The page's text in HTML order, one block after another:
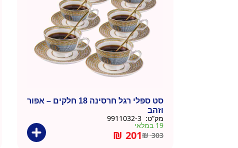
סט ספלי רגל חרסינה 18 חלקים – אפור
וזהב
מק”ט:
19 במלאי
₪303
₪ 201